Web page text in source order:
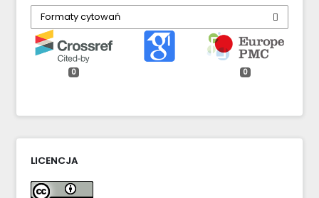
Formaty cytowań
0 0
LICENCJA